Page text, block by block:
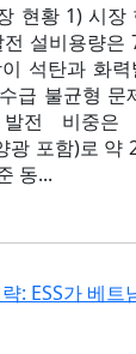
현황 1) 시장
설비용량은
석탄과 화
급 불균형 문
전 비중은
광 포함)로 약
동...
: ESS가 베트